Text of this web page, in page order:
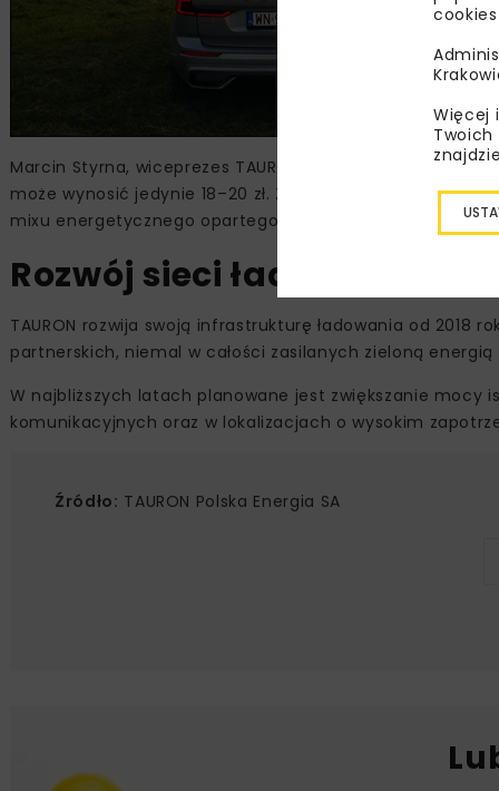
Marcin Styrna, wiceprezes TAURON Nowe Technologie,
może wynosić jedynie 18–20 zł. Zwraca również uwagę
mixu energetycznego opartego na OZE.
Rozwój sieci ładowania
TAURON rozwija swoją infrastrukturę ładowania od 2018
partnerskich, niemal w całości zasilanych zieloną energią
W najbliższych latach planowane jest zwiększanie mocy
komunikacyjnych oraz w lokalizacjach o wysokim
Źródło: TAURON Polska Energia SA
Więcej